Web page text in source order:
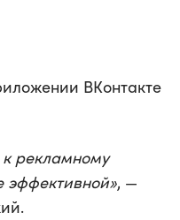
ВКонтакте
к рекламному
, —